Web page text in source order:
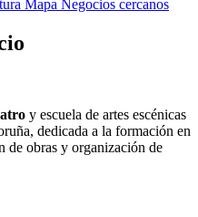
Mapa Negocios cercanos
y escuela de artes escénicas
dedicada a la formación en
de obras y organización de